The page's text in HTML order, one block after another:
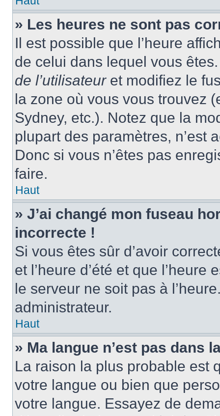
» Les heures ne sont pas
Il est possible que l’heure
de celui dans lequel vous
de l’utilisateuret modifiez le
la zone où vous vous trouvez
Sydney, etc.). Notez que la
plupart des paramètres, n’est
Donc si vous n’êtes pas
faire.
Haut
» J’ai changé mon fuseau
incorrecte !
Si vous êtes sûr d’avoir
et l’heure d’été et que
le serveur ne soit pas à
administrateur.
Haut
» Ma langue n’est pas dans
La raison la plus probable est
votre langue ou bien que
votre langue. Essayez de